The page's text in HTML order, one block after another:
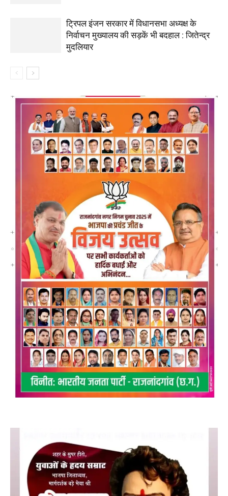
ट्रिपल इंजन सरकार में विधानसभा अध्यक्ष के
निर्वाचन मुख्यालय की सड़कें भी बदहाल : जितेन्द्र
मुदलियार